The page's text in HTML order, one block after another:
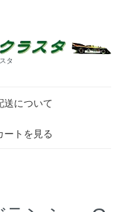
タ
送について
ートを見る